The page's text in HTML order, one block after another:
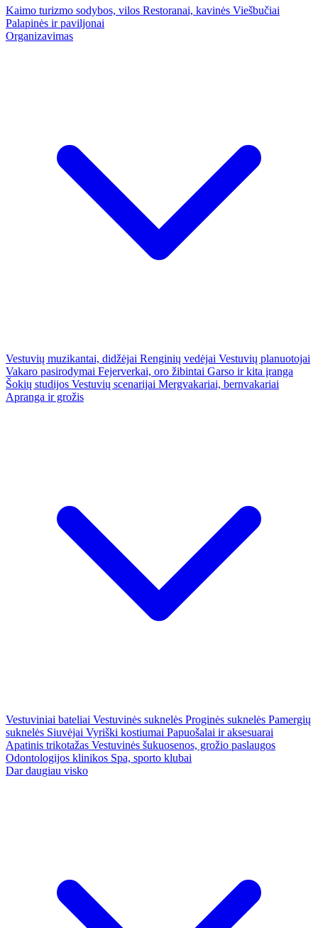
Kaimo turizmo sodybos, vilos Restoranai, kavinės Viešbučiai
Palapinės ir paviljonai
Organizavimas
Vestuvių muzikantai, didžėjai Renginių vedėjai Vestuvių planuotojai
Vakaro pasirodymai Fejerverkai, oro žibintai Garso ir kita įranga
Šokių studijos Vestuvių scenarijai Mergvakariai, bernvakariai
Apranga ir grožis
Vestuviniai bateliai Vestuvinės suknelės Proginės suknelės Pamergių
suknelės Siuvėjai Vyriški kostiumai Papuošalai ir aksesuarai
Apatinis trikotažas Vestuvinės šukuosenos, grožio paslaugos
Odontologijos klinikos Spa, sporto klubai
Dar daugiau visko